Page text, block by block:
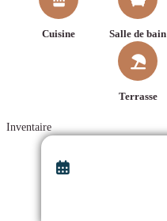
Cuisine Salle de bain
Terrasse
Inventaire